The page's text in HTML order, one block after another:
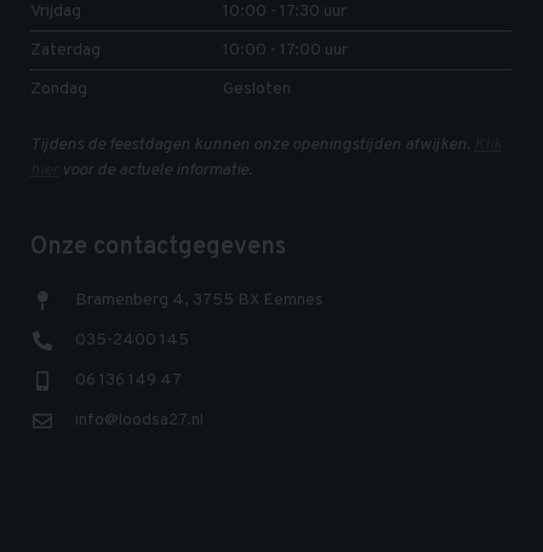
Vrijdag
10:00 - 17:30 uur
Zaterdag
10:00 - 17:00 uur
Zondag
Gesloten
Tijdens de feestdagen kunnen onze openingstijden afwijken. Klik
hiervoor de actuele informatie.
Onze contactgegevens
Bramenberg 4, 3755 BX Eemnes
035-2400 145
06 136 149 47
info@loodsa27.nl